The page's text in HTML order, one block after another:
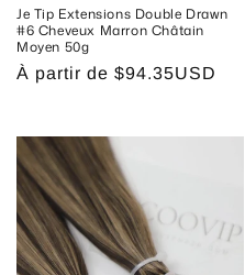
Je Tip Extensions Double Drawn
#6 Cheveux Marron Châtain
Moyen 50g
Prix
À partir de $94.35USD